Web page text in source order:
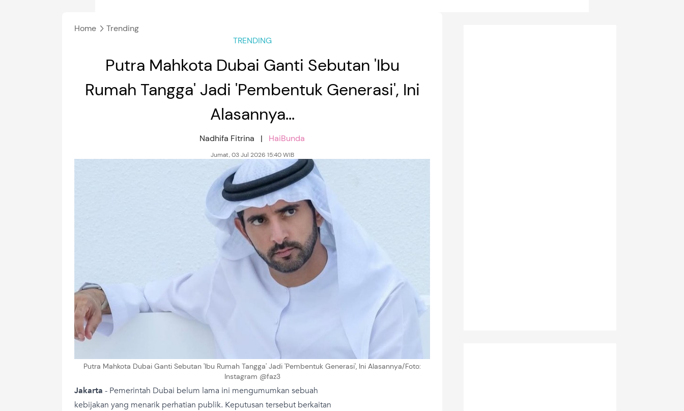
Home
Trending
TRENDING
Putra Mahkota Dubai Ganti Sebutan 'Ibu
Rumah Tangga' Jadi 'Pembentuk Generasi', Ini
Alasannya...
Nadhifa Fitrina | HaiBunda
Jumat, 03 Jul 2026 15:40 WIB
Putra Mahkota Dubai Ganti Sebutan 'Ibu Rumah Tangga' Jadi 'Pembentuk Generasi', Ini Alasannya/Foto:
Instagram @faz3
Jakarta - Pemerintah Dubai belum lama ini mengumumkan sebuah
kebijakan yang menarik perhatian publik. Keputusan tersebut berkaitan